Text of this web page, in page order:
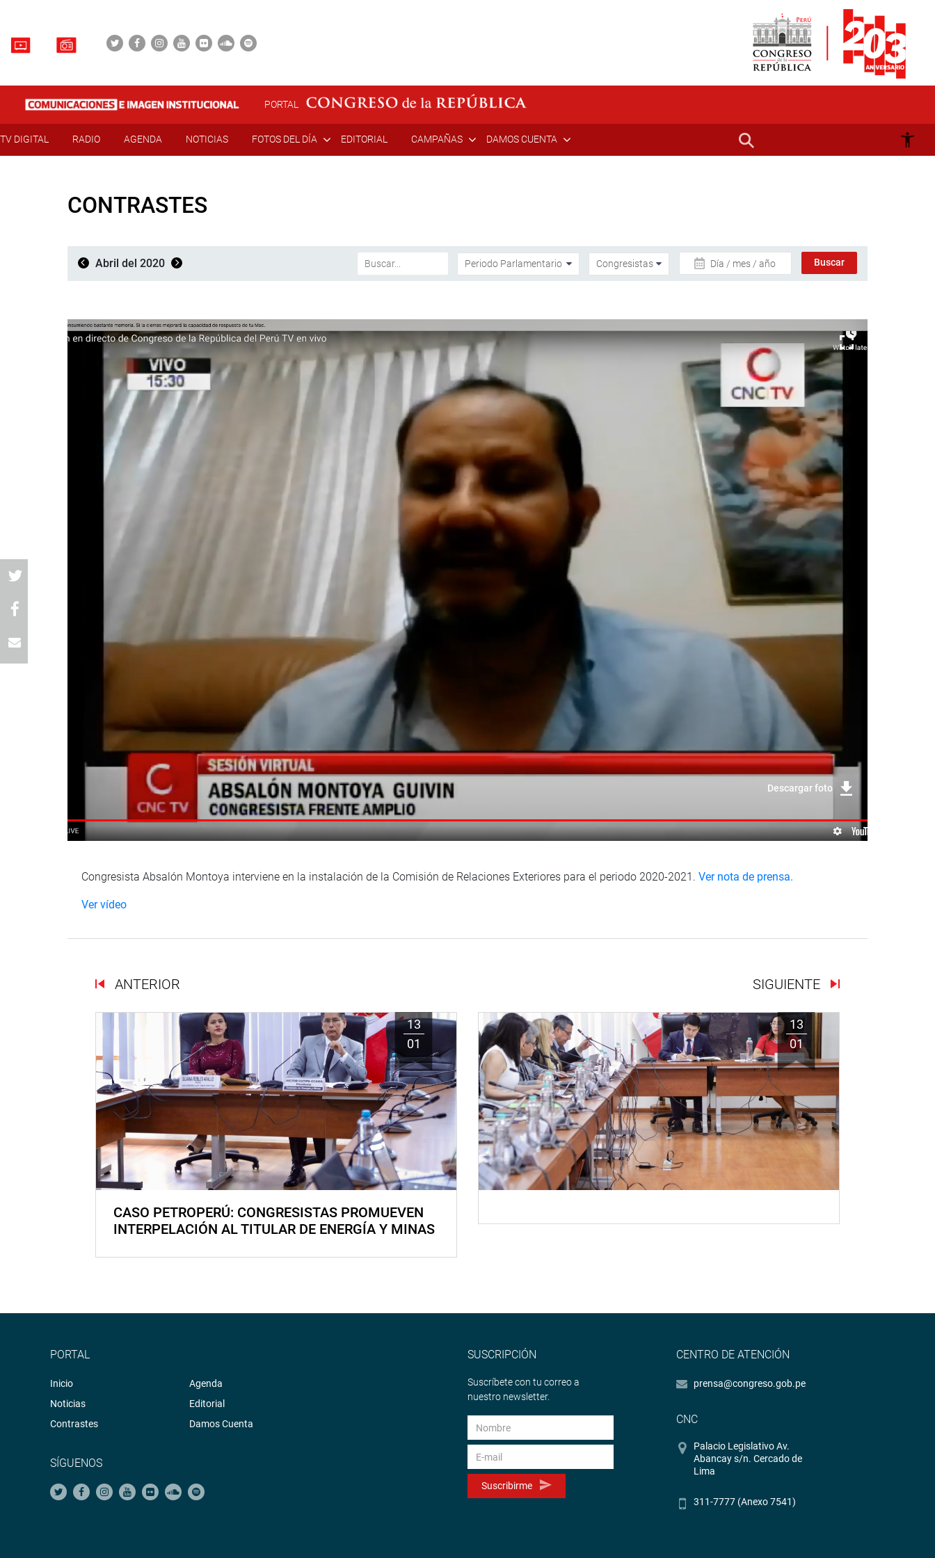
PORTAL
TV DIGITAL RADIO AGENDA NOTICIAS FOTOS DEL DÍA EDITORIAL CAMPAÑAS DAMOS CUENTA
CONTRASTES
Abril del 2020 Día / mes / año
Descargar foto
Congresista Absalón Montoya interviene en la instalación de la Comisión de Relaciones Exteriores para el periodo 2020-2021. Ver nota de prensa.
Ver vídeo
ANTERIOR SIGUIENTE
13
01
CASO PETROPERÚ: CONGRESISTAS PROMUEVEN
INTERPELACIÓN AL TITULAR DE ENERGÍA Y MINAS
13
01
PORTAL
Inicio
Noticias
Contrastes
Agenda
Editorial
Damos Cuenta
SÍGUENOS
SUSCRIPCIÓN
Suscríbete con tu correo a
nuestro newsletter.
Suscribirme
CENTRO DE ATENCIÓN
prensa@congreso.gob.pe
CNC
Palacio Legislativo Av.
Abancay s/n. Cercado de
Lima
311-7777 (Anexo 7541)